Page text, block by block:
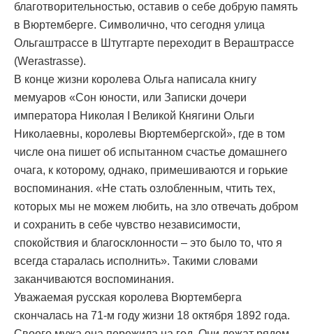
благотворительностью, оставив о себе добрую память
в Вюртемберге. Символично, что сегодня улица
Ольгаштрассе в Штутгарте переходит в Вераштрассе
(Werastrasse).
В конце жизни королева Ольга написала книгу
мемуаров «Сон юности, или Записки дочери
императора Николая I Великой Княгини Ольги
Николаевны, королевы Вюртембергской», где в том
числе она пишет об испытанном счастье домашнего
очага, к которому, однако, примешиваются и горькие
воспоминания. «Не стать озлобленным, чтить тех,
которых мы не можем любить, на зло отвечать добром
и сохранить в себе чувство независимости,
спокойствия и благосклонности – это было то, что я
всегда старалась исполнить». Такими словами
заканчиваются воспоминания.
Уважаемая русская королева Вюртемберга
скончалась на 71-м году жизни 18 октября 1892 года.